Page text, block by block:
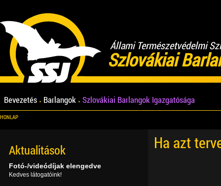
Állami Természetvédelmi
Szlovákiai
Bevezetés Barlangok Szlovákiai Barlangok Igazgatósága
HONLAP
Ha azt
Aktualitások
Fotó-/videódíjak elengedve
Kedves látogatóink!